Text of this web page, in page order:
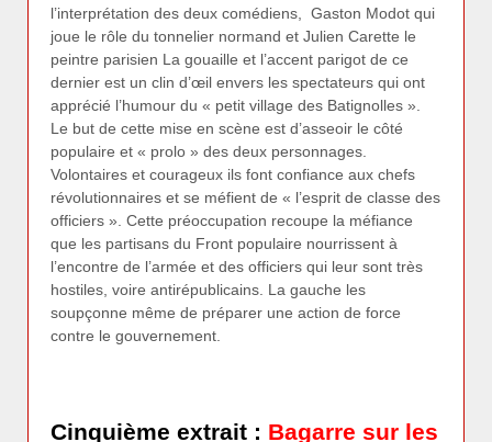
l’interprétation des deux comédiens, Gaston Modot qui
joue le rôle du tonnelier normand et Julien Carette le
peintre parisien La gouaille et l’accent parigot de ce
dernier est un clin d’œil envers les spectateurs qui ont
apprécié l’humour du « petit village des Batignolles ».
Le but de cette mise en scène est d’asseoir le côté
populaire et « prolo » des deux personnages.
Volontaires et courageux ils font confiance aux chefs
révolutionnaires et se méfient de « l’esprit de classe des
officiers ». Cette préoccupation recoupe la méfiance
que les partisans du Front populaire nourrissent à
l’encontre de l’armée et des officiers qui leur sont très
hostiles, voire antirépublicains. La gauche les
soupçonne même de préparer une action de force
contre le gouvernement.
Cinquième extrait : Bagarre sur les